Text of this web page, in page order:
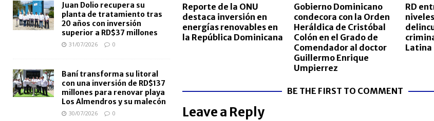
Reporte de la ONU
destaca inversión en
energías renovables en
la República Dominicana
Gobierno Dominicano
condecora con la Orden
Heráldica de Cristóbal
Colón en el Grado de
Comendador al doctor
Guillermo Enrique
Umpierrez
RD
Latina
BE THE FIRST TO COMMENT
Leave a Reply
Juan Dolio recupera su
planta de tratamiento tras
20 años con inversión
superior a RD$37 millones
31/07/2026 0
Baní transforma su litoral
con una inversión de RD$137
millones para renovar playa
Los Almendros y su malecón
30/07/2026 0